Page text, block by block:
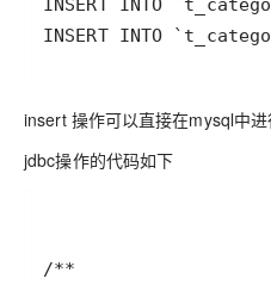
INSERT INTO
insert 操作可以直接在mysql中进
jdbc操作的代码如下